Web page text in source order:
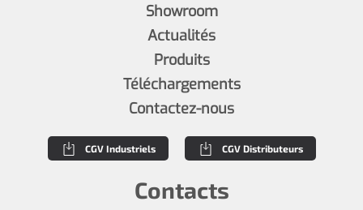
Showroom
Actualités
Produits
Téléchargements
Contactez-nous
CGV Industriels CGV Distributeurs
Contacts